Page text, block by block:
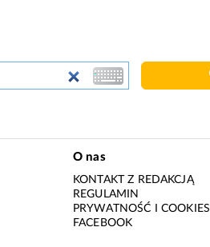
O nas
KONTAKT Z REDAKCJĄ
REGULAMIN
PRYWATNOŚĆ I COOKIES
FACEBOOK